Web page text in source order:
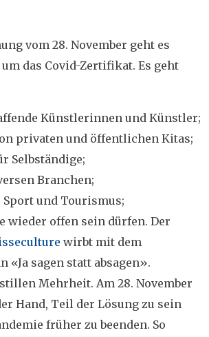
vom 28. November geht es
das Covid-Zertifikat. Es geht
Künstlerinnen und Künstler;
privaten und öffentlichen Kitas;
Selbständige;
Branchen;
und Tourismus;
wieder offen sein dürfen. Der
wirbt mit dem
«Ja sagen statt absagen».
Mehrheit. Am 28. November
Hand, Teil der Lösung zu sein
früher zu beenden. So